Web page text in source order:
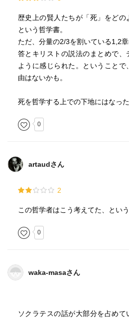
・辛い思いにとらわれた時は、少
を置き換えるがいい。
・人は死の深淵を覗かせる孤独
熱中できるものなら何でもいい。
の労苦さえも含まれる）
・我々は、我々と同じような仲間
う。
・死を覚悟するとは、私の死を予
歴史上の賢人たちが「死」をどの
という哲学書。
ただ、分量の2/3を割いている1,2
答とキリストの説法のまとめで
ように感じられた。ということ
由はないかも。
死を哲学する上での下地にはなった
0
artaudさん
2
この哲学者はこう考えてた、という
0
waka-masaさん
ソクラテスの話が大部分を占めて